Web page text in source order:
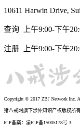
10611 Harwin Drive,
查询 上午9:00-下午
注册 上午9:00-下午
Copyright © 2017 ZBJ Network Inc.
猪八戒网旗下涉外知识产权版权所
ICP备案：渝ICP备15005178号-3